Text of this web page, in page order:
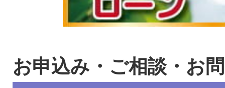
お申込み・ご相談・お